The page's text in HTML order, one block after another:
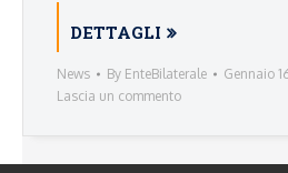
DETTAGLI
News By EnteBilaterale
Gennaio
Lascia un commento